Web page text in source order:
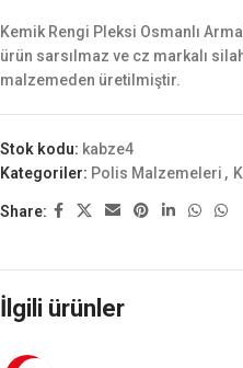
Kemik Rengi Pleksi Osmanlı
ürün sarsılmaz ve cz markalı
malzemeden üretilmiştir.
Stok kodu: kabze4
Kategoriler: Polis Malzemeleri ,
Share:
İlgili ürünler